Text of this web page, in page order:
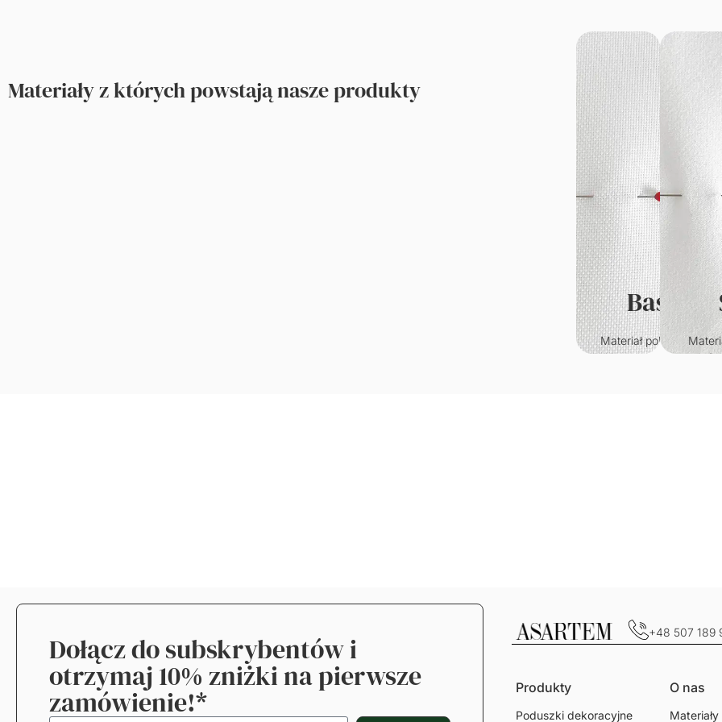
Materiały z których powstają nasze produkty
Basic
Materiał poliestrowy o
klasycznym splocie.
Dołącz do subskrybentów i
otrzymaj 10% zniżki na pierwsze
zamówienie!*
+48 507 189
Produkty
Poduszki dekoracyjne
O nas
Materiały